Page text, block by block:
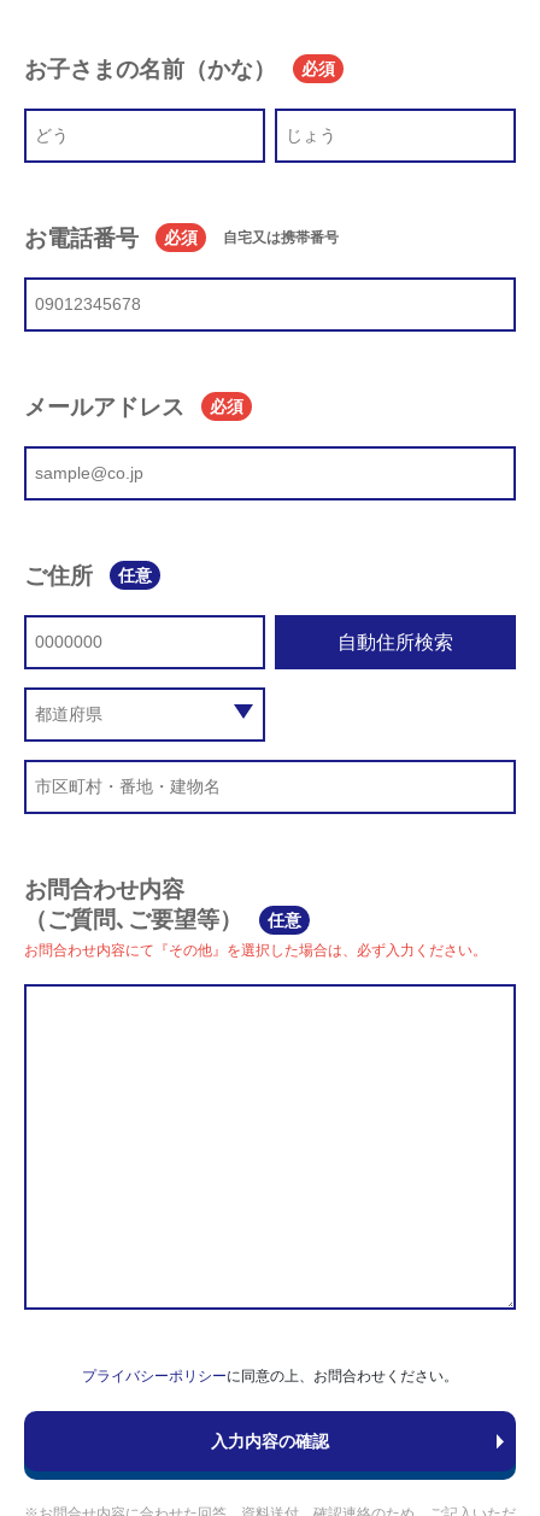
お子さまの名前（かな） 必須
お電話番号 必須 自宅又は携帯番号
メールアドレス 必須
ご住所 任意
自動住所検索
お問合わせ内容
（ご質問､ご要望等）
任意
お問合わせ内容にて『その他』を選択した場合は、必ず入力ください。
プライバシーポリシーに同意の上、お問合わせください。